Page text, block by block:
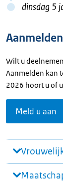
dinsdag 5
Aanmelden
Wilt u
Aanmelden kan
2026 hoort u of
Meld u aan